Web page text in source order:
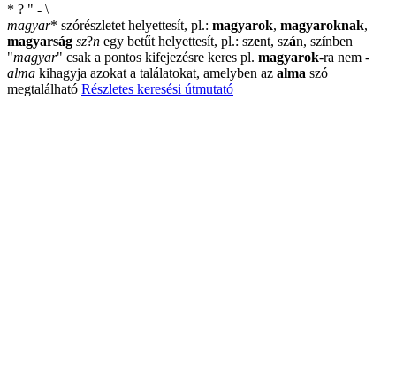
* ? " - \
magyar* szórészletet helyettesít, pl.: magyarok, magyaroknak,
magyarság sz?n egy betűt helyettesít, pl.: szent, szán, színben
"magyar" csak a pontos kifejezésre keres pl. magyarok-ra nem -
alma kihagyja azokat a találatokat, amelyben az alma szó
megtalálható Részletes keresési útmutató